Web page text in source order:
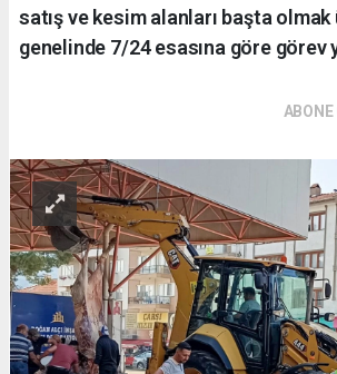
satış ve kesim alanları başta
genelinde 7/24 esasına göre görev
ABONE